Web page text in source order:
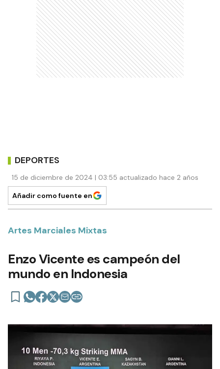
DEPORTES
15 de diciembre de 2024 | 03:55 actualizado hace 2 años
Añadir como fuente en
Artes Marciales Mixtas
Enzo Vicente es campeón del
mundo en Indonesia